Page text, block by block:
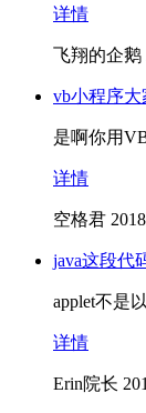
详情
飞翔的企鹅
vb小程序
是啊你用
详情
空格君
java这段代
applet不是
详情
Erin院长